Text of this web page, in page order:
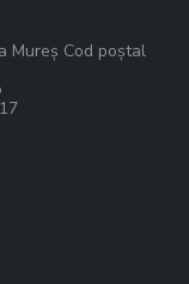
Mureș Cod poștal